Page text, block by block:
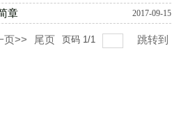
章 2017-09-15
页>> 尾页 页码 1/1 跳转到